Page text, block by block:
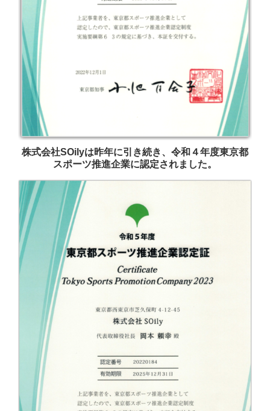
株式会社SOilyは昨年に引き続き、令和４年度東京都
スポーツ推進企業に認定されました。